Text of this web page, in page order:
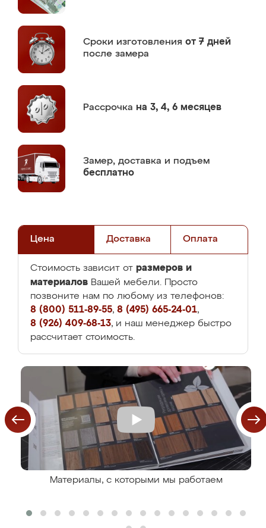
Сроки изготовления от 7 дней
после замера
Рассрочка на 3, 4, 6 месяцев
Замер, доставка и подъем
бесплатно
Цена Доставка Оплата
Стоимость зависит от размеров и
материалов Вашей мебели. Просто
позвоните нам по любому из телефонов:
8 (800) 511-89-55, 8 (495) 665-24-01,
8 (926) 409-68-13, и наш менеджер быстро
рассчитает стоимость.
Материалы, с которыми мы работаем